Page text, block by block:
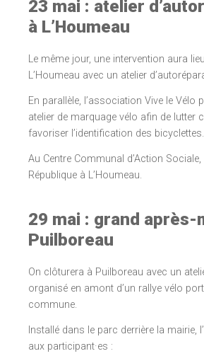
23 mai : atelier
à L’Houmeau
Le même jour, une intervention aura
L’Houmeau avec un atelier
En parallèle, l’association Vive le Vélo
atelier de marquage vélo afin de lutter
favoriser l’identification des bicyclettes.
Au Centre Communal d’Action
République à L’Houmeau.
29 mai : grand après-
Puilboreau
On clôturera à Puilboreau avec un
organisé en amont d’un rallye vélo
commune.
Installé dans le parc derrière la mairie,
aux participant·es :